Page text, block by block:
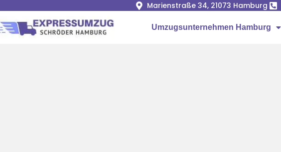
Marienstraße 34, 21073 Hamburg
Umzugsunternehmen Hamburg